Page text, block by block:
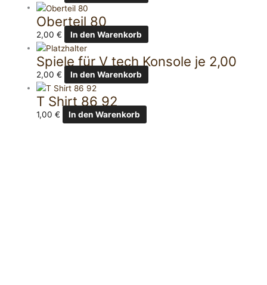
Oberteil 80
2,00€ In den Warenkorb
Spiele für V tech Konsole je 2,00
2,00€ In den Warenkorb
T Shirt 86 92
1,00€ In den Warenkorb